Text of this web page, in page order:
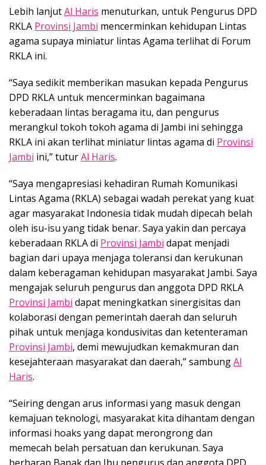
Lebih lanjutAl Haris menuturkan, untuk Pengurus DPD
RKLA Provinsi Jambi mencerminkan kehidupan Lintas
agama supaya miniatur lintas Agama terlihat di Forum
RKLA ini.
“Saya sedikit memberikan masukan kepada Pengurus
DPD RKLA untuk mencerminkan bagaimana
keberadaan lintas beragama itu, dan pengurus
merangkul tokoh tokoh agama di Jambi ini sehingga
RKLA ini akan terlihat miniatur lintas agama di Provinsi
Jambi ini,” tuturAl Haris.
“Saya mengapresiasi kehadiran Rumah Komunikasi
Lintas Agama (RKLA) sebagai wadah perekat yang kuat
agar masyarakat Indonesia tidak mudah dipecah belah
oleh isu-isu yang tidak benar. Saya yakin dan percaya
keberadaan RKLA di Provinsi Jambi dapat menjadi
bagian dari upaya menjaga toleransi dan kerukunan
dalam keberagaman kehidupan masyarakat Jambi. Saya
mengajak seluruh pengurus dan anggota DPD RKLA
Provinsi Jambi dapat meningkatkan sinergisitas dan
kolaborasi dengan pemerintah daerah dan seluruh
pihak untuk menjaga kondusivitas dan ketenteraman
Provinsi Jambi, demi mewujudkan kemakmuran dan
kesejahteraan masyarakat dan daerah,” sambungAl
Haris.
“Seiring dengan arus informasi yang masuk dengan
kemajuan teknologi, masyarakat kita dihantam dengan
informasi hoaks yang dapat merongrong dan
memecah belah persatuan dan kerukunan. Saya